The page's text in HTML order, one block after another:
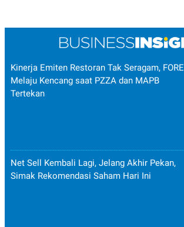
Kinerja Emiten Restoran Tak Seragam, FORE
Melaju Kencang saat PZZA dan MAPB
Tertekan
Net Sell Kembali Lagi, Jelang Akhir Pekan,
Simak Rekomendasi Saham Hari Ini